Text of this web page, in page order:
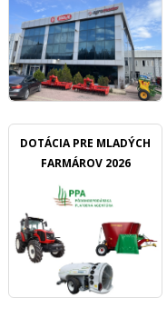
DOTÁCIA PRE MLADÝCH
FARMÁROV 2026